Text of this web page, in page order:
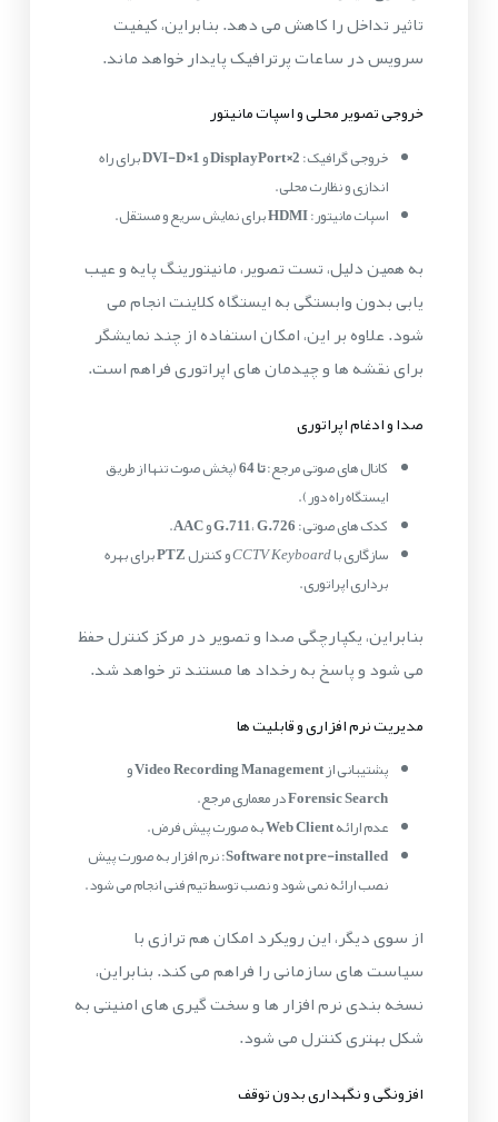
تاثیر تداخل را کاهش می دهد. بنابراین، کیفیت
سرویس در ساعات پرترافیک پایدار خواهد ماند.
خروجی تصویر محلی و اسپات مانیتور
خروجی گرافیک:2×DisplayPort و1×DVI-D
برای راه
اندازی و نظارت محلی.
اسپات مانیتور:HDMIبرای نمایش سریع و مستقل.
به همین دلیل، تست تصویر، مانیتورینگ پایه و عیب
یابی بدون وابستگی به ایستگاه کلاینت انجام می
شود. علاوه بر این، امکان استفاده از چند نمایشگر
برای نقشه ها و چیدمان های اپراتوری فراهم است.
صدا و ادغام اپراتوری
کانال های صوتی مرجع:تا 64
(پخش صوت تنها از طریق
ایستگاه راه دور).
کدک های صوتی:
G.711،G.726 وAAC
.
سازگاری باCCTV Keyboardو کنترلPTZبرای بهره
برداری اپراتوری.
بنابراین، یکپارچگی صدا و تصویر در مرکز کنترل حفظ
می شود و پاسخ به رخداد ها مستند تر خواهد شد.
مدیریت نرم افزاری و قابلیت ها
پشتیبانی ازVideo Recording Managementو
Forensic Searchدر معماری مرجع.
عدم ارائهWeb Clientبه صورت پیش فرض.
Software not pre-installed: نرم افزار به صورت پیش
نصب ارائه نمی شود و نصب توسط تیم فنی انجام می شود.
از سوی دیگر، این رویکرد امکان هم ترازی با
سیاست های سازمانی را فراهم می کند. بنابراین،
نسخه بندی نرم افزار ها و سخت گیری های امنیتی به
شکل بهتری کنترل می شود.
افزونگی و نگهداری بدون توقف